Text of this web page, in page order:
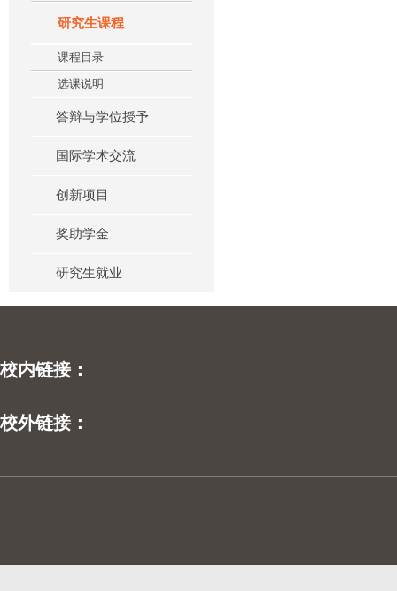
研究生课程
课程目录
选课说明
答辩与学位授予
国际学术交流
创新项目
奖助学金
研究生就业
校内链接：
校外链接：